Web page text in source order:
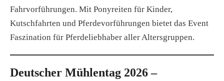
Fahrvorführungen. Mit Ponyreiten für Kinder,
Kutschfahrten und Pferdevorführungen bietet das Event
Faszination für Pferdeliebhaber aller Altersgruppen.
Deutscher Mühlentag 2026 –